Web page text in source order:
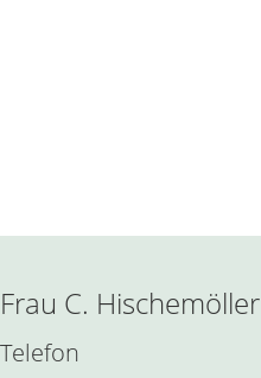
Frau C. Hischemöller
Telefon